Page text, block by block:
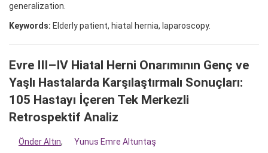
generalization.
Keywords: Elderly patient, hiatal hernia, laparoscopy.
Evre III–IV Hiatal Herni Onarımının Genç ve
Yaşlı Hastalarda Karşılaştırmalı Sonuçları:
105 Hastayı İçeren Tek Merkezli
Retrospektif Analiz
Önder Altın, Yunus Emre Altuntaş